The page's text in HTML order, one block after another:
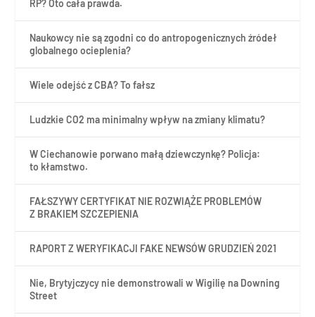
RP? Oto cała prawda.
Naukowcy nie są zgodni co do antropogenicznych źródeł
globalnego ocieplenia?
Wiele odejść z CBA? To fałsz
Ludzkie CO2 ma minimalny wpływ na zmiany klimatu?
W Ciechanowie porwano małą dziewczynkę? Policja:
to kłamstwo.
FAŁSZYWY CERTYFIKAT NIE ROZWIĄŻE PROBLEMÓW
Z BRAKIEM SZCZEPIENIA
RAPORT Z WERYFIKACJI FAKE NEWSÓW GRUDZIEŃ 2021
Nie, Brytyjczycy nie demonstrowali w Wigilię na Downing
Street